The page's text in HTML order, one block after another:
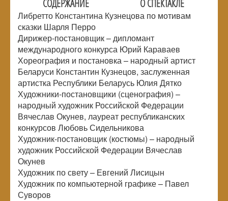
СОДЕРЖАНИЕ
О СПЕКТАКЛЕ
Либретто Константина Кузнецова по мотивам
сказки Шарля Перро
Дирижер-постановщик – дипломант
международного конкурса Юрий Караваев
Хореография и постановка – народный артист
Беларуси Константин Кузнецов, заслуженная
артистка Республики Беларусь Юлия Дятко
Художники-постановщики (сценография) –
народный художник Российской Федерации
Вячеслав Окунев, лауреат республиканских
конкурсов Любовь Сидельникова
Художник-постановщик (костюмы) – народный
художник Российской Федерации Вячеслав
Окунев
Художник по свету – Евгений Лисицын
Художник по компьютерной графике – Павел
Суворов